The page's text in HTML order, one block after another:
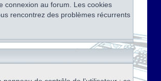
connexion au forum. Les cookies
rencontrez des problèmes récurrents